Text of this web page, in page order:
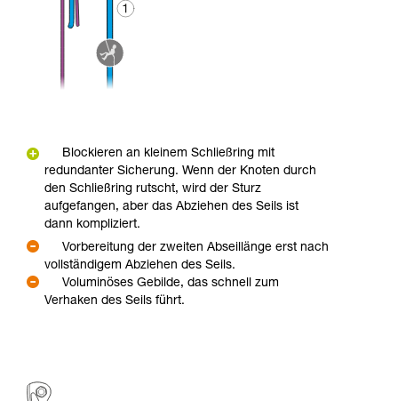
Blockieren an kleinem Schließring mit
redundanter Sicherung. Wenn der Knoten durch
den Schließring rutscht, wird der Sturz
aufgefangen, aber das Abziehen des Seils ist
dann kompliziert.
Vorbereitung der zweiten Abseillänge erst nach
vollständigem Abziehen des Seils.
Voluminöses Gebilde, das schnell zum
Verhaken des Seils führt.